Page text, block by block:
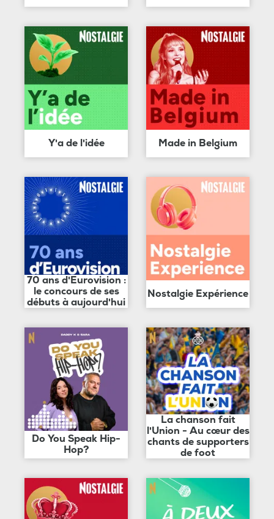
Y'a de l'idée Made in Belgium
70 ans d'Eurovision :
le concours de ses
débuts à aujourd'hui
Nostalgie Expérience
Do You Speak Hip-
Hop?
La chanson fait
l'Union - Au cœur des
chants de supporters
de foot